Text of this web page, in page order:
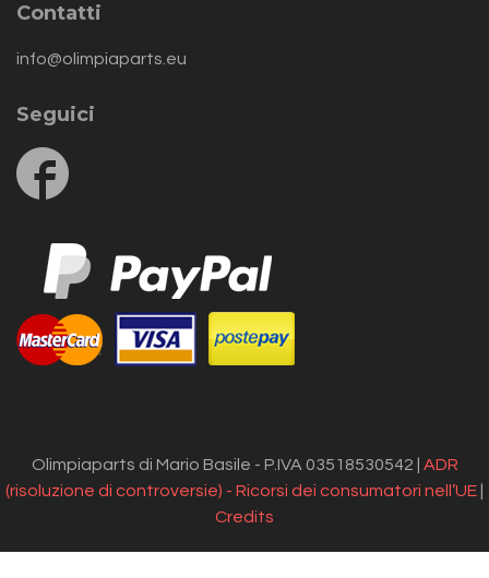
Contatti
info@olimpiaparts.eu
Seguici
us
Olimpiaparts di Mario Basile - P.IVA 03518530542 | ADR
(risoluzione di controversie) - Ricorsi dei consumatori nell’UE
Credits